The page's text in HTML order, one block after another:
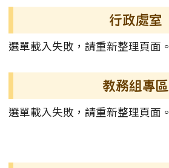
行政處室
選單載入失敗，請重新整理頁面。
教務組專區
選單載入失敗，請重新整理頁面。